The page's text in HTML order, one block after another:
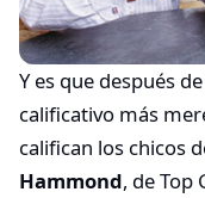
Y es que después
calificativo más
califican los chicos
Hammond, de Top